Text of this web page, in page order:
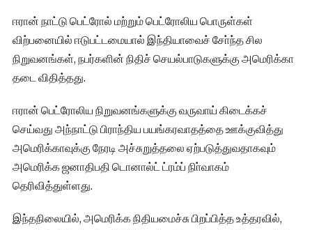
ஈரான் நாட்டு பெட்ரோல் மற்றும் பெட்ரோலிய பொருள்கள்
விற்பனையில் ஈடுபட்டமையால் இந்தியாவைச் சோ்ந்த சில
நிறுவனங்கள், நபர்களின் நிதிச் செயல்பாடுகளுக்கு அமெரிக்கா
தடை விதித்தது.
ஈரான் பெட்ரோலிய நிறுவனங்களுக்கு வருவாய் கிடைக்கச்
செய்வது அந்நாட்டு பிராந்திய பயங்கரவாதத்தை ஊக்குவித்து
அமெரிக்காவுக்கு நேரடி அச்சுறுத்தலை ஏற்படுத்துவதாகவும்
அமெரிக்க ஜனாதிபதி டொனால்ட் ட்ரம்ப் நிா்வாகம்
தெரிவித்துள்ளது.
இந்தநிலையில், அமெரிக்க நிதியமைச்சு பிறப்பித்த உத்தரவில்,